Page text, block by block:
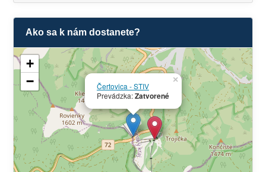
Ako sa k nám dostanete?
Čertovica - STIV
Prevádzka:Zatvorené
×
+
−